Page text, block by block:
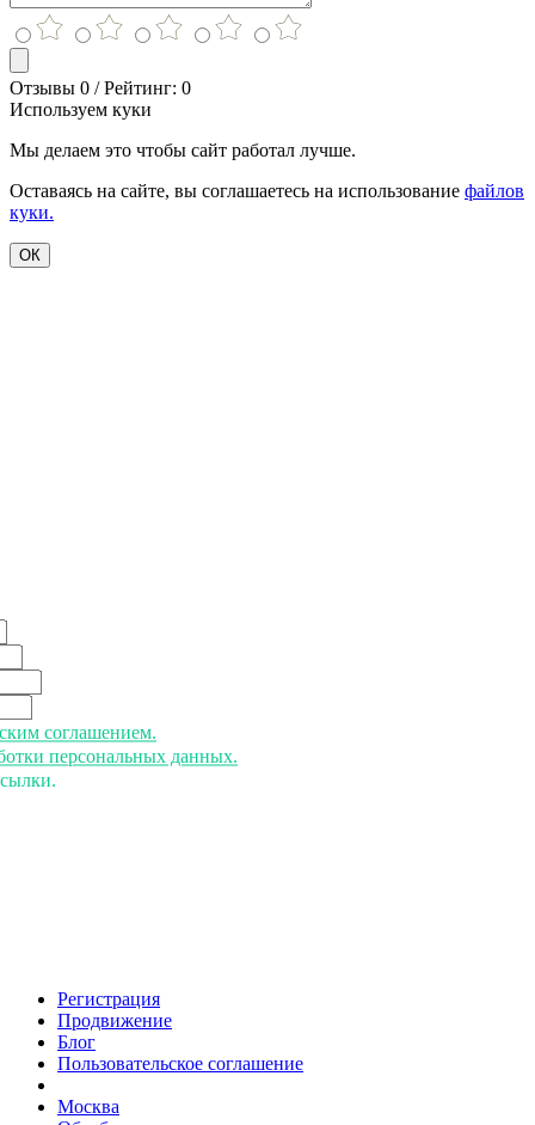
Отзывы 0 / Рейтинг: 0
Используем куки
Мы делаем это чтобы сайт работал лучше.
Оставаясь на сайте, вы соглашаетесь на использование файлов
куки.
ОК
соглашением.
персональных данных.
Регистрация
Продвижение
Блог
Пользовательское соглашение
Москва